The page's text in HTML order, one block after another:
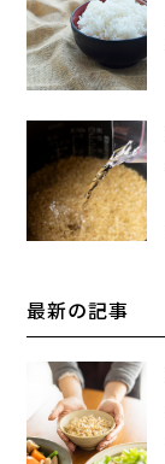
最新の記事